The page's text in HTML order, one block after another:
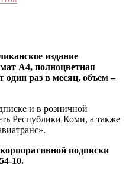
издание
А4, полноцветная
один раз в месяц, объем –
и в розничной
Республики Коми, а также
подписки
10.